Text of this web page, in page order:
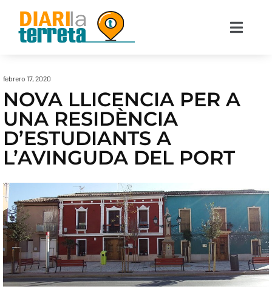
febrero 17, 2020
NOVA LLICENCIA PER A
UNA RESIDÈNCIA
D’ESTUDIANTS A
L’AVINGUDA DEL PORT